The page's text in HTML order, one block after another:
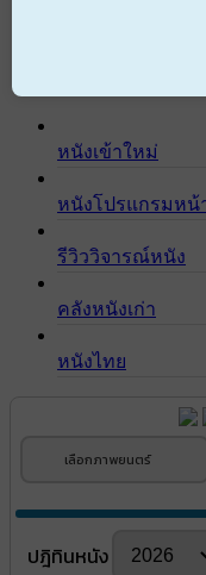
หนังเข้าใหม่
หนังโปรแกรมหน้
รีวิววิจารณ์หนัง
คลังหนังเก่า
หนังไทย
เลือกภาพยนตร์
ปฎิทินหนัง